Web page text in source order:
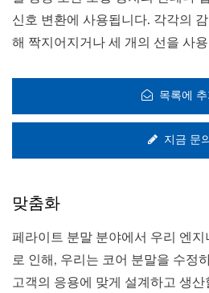
신호 변환에 사용됩니다. 각각의
해 짝지어지거나 세 개의 선을 사
목록에
지금 문의
맞춤화
페라이트 분말 분야에서 우리 엔
로 인해, 우리는 코어 분말을 수정
고객의 응용에 맞게 설계하고 생산